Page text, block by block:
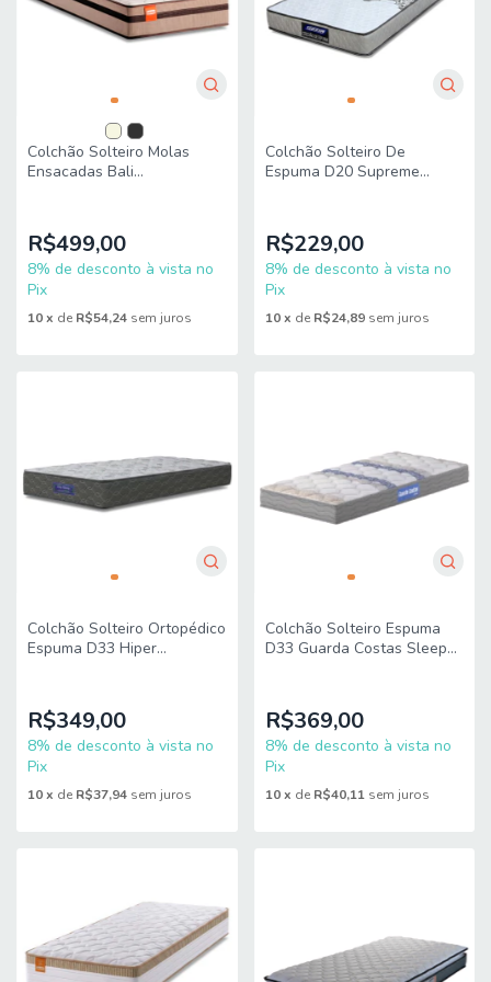
Colchão Solteiro Molas
Ensacadas Bali
R$499,00
8% de desconto à vista no
Pix
10x de R$54,24 sem juros
Colchão Solteiro De
Espuma D20 Supreme
R$229,00
8% de desconto à vista no
Pix
10 x de R$24,89 sem juros
Colchão Solteiro Ortopédico
Espuma D33 Hiper
R$349,00
8% de desconto à vista no
Pix
10x de R$37,94 sem juros
Colchão Solteiro Espuma
D33 Guarda Costas Sleep
R$369,00
8% de desconto à vista no
Pix
10 x de R$40,11 sem juros